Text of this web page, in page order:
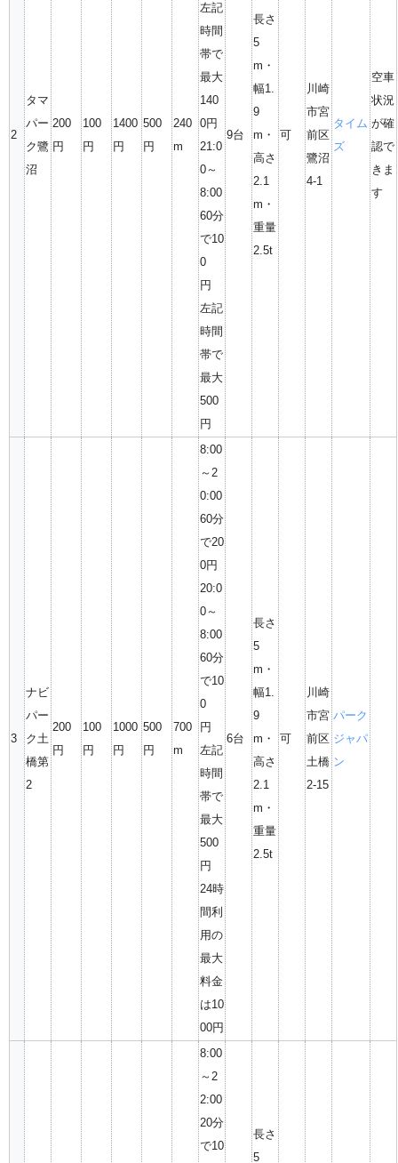
2
タマ
パー
ク鷺
沼
200
円
100
円
1400
円
500
円
240
m
左記
時間
帯で
最大
140
0円
21:0
0～
8:00
60分
で10
0
円
左記
時間
帯で
最大
500
円
9台
長さ
5
m・
幅1.
9
m・
高さ
2.1
m・
重量
2.5t
可
川崎
市宮
前区
鷺沼
4-1
タイム
ズ
空車
状況
が確
認で
きま
す
3
ナビ
パー
ク土
橋第
2
200
円
100
円
1000
円
500
円
700
m
8:00
～2
0:00
60分
で20
0円
20:0
0～
8:00
60分
で10
0
円
左記
時間
帯で
最大
500
円
24時
間利
用の
最大
料金
は10
00円
6台
長さ
5
m・
幅1.
9
m・
高さ
2.1
m・
重量
2.5t
可
川崎
市宮
前区
土橋
2-15
パーク
ジャパ
ン
8:00
～2
2:00
20分
で10
長さ
5